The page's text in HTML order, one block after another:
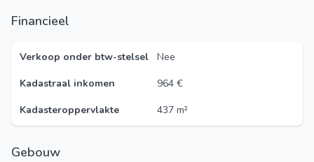
Financieel
Verkoop onder btw-stelsel
Nee
Kadastraal inkomen
964 €
Kadasteroppervlakte
437 m²
Gebouw